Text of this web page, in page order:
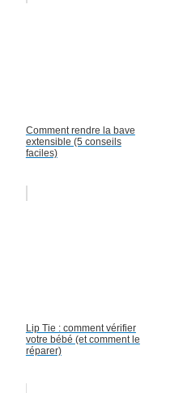
Comment rendre la bave
extensible (5 conseils
faciles)
Lip Tie : comment vérifier
votre bébé (et comment le
réparer)